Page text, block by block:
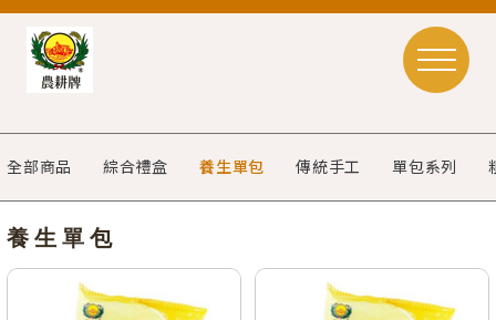
全部商品 綜合禮盒 養生單包 傳統手工 單包系列
養生單包